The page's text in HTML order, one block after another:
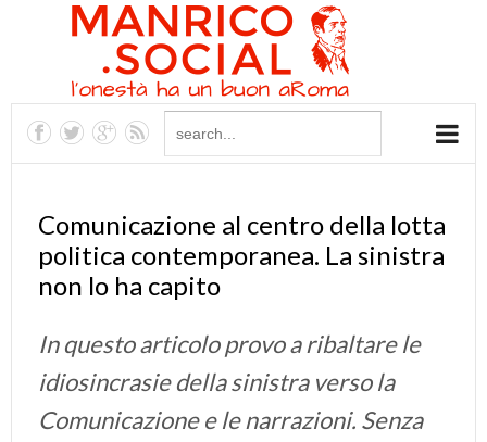
Comunicazione al centro della lotta
politica contemporanea. La sinistra
non lo ha capito
In questo articolo provo a ribaltare le
idiosincrasie della sinistra verso la
Comunicazione e le narrazioni. Senza